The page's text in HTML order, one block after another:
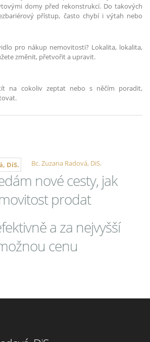
domy před rekonstrukcí. Do takových
přístup, často chybí i výtah nebo
pro nákup nemovitosti? Lokalita, lokalita,
změnit, přetvořit a upravit.
na cokoliv zeptat nebo s něčím poradit,
Bc. Zuzana Radová, DiS.
nové cesty, jak
prodat
a za nejvyšší
cenu